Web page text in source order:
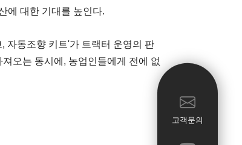
에 대한 기대를 높인다.
자동조향 키트'가 트랙터 운영의 판
오는 동시에, 농업인들에게 전에 없
고객문의